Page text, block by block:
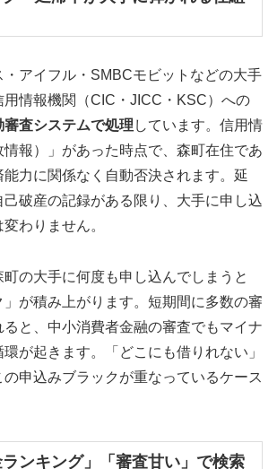
・アイフル・SMBCモビットなどの大手
用情報機関（CIC・JICC・KSC）への
審査システムで処理 しています。信用情
報）」があった時点で、森町在住であ
能力に関係なく自動否決されます。延
破産の記録がある限り、大手に申し込
わりません。
の大手に何度も申し込んでしまうと
」が積み上がります。短期間に多数の審
と、中小消費者金融の審査でもマイナ
が起きます。「どこにも借りれない」
申込みブラックが重なっているケース
ランキング」「審査甘い」で検索